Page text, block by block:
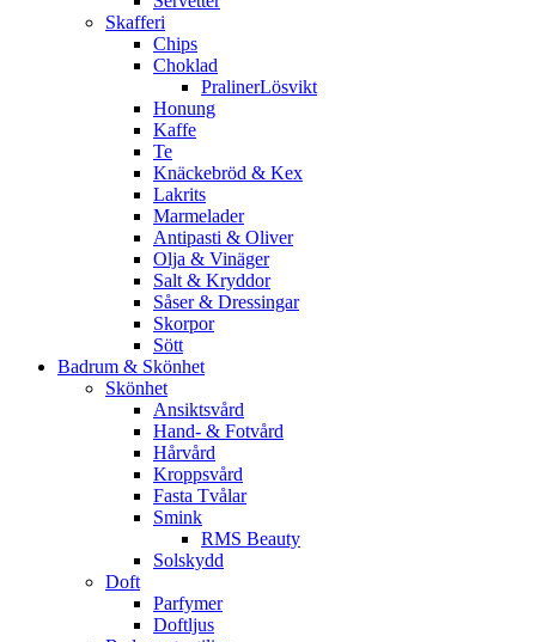
Skafferi
Chips
Choklad
PralinerLösvikt
Honung
Kaffe
Te
Knäckebröd & Kex
Lakrits
Marmelader
Antipasti & Oliver
Olja & Vinäger
Salt & Kryddor
Såser & Dressingar
Skorpor
Sött
Badrum & Skönhet
Skönhet
Ansiktsvård
Hand- & Fotvård
Hårvård
Kroppsvård
Fasta Tvålar
Smink
RMS Beauty
Solskydd
Doft
Parfymer
Doftljus